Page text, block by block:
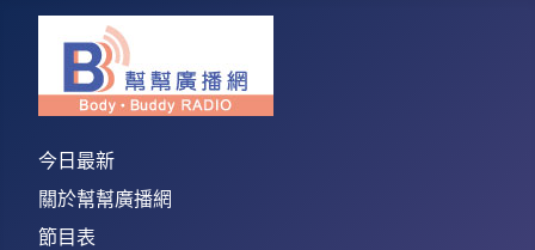
今日最新
關於幫幫廣播網
節目表